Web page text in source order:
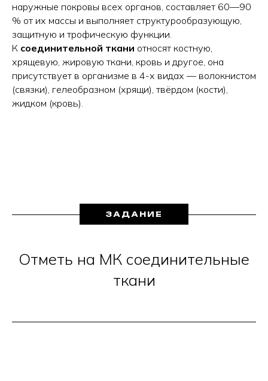
наружные покровы всех органов, составляет 60—90
% от их массы и выполняет структурообразующую,
защитную и трофическую функции.
К соединительной ткани относят костную,
хрящевую, жировую ткани, кровь и другое, она
присутствует в организме в 4-х видах — волокнистом
(связки), гелеобразном (хрящи), твёрдом (кости),
жидком (кровь).
ЗАДАНИЕ
Отметь на МК соединительные
ткани